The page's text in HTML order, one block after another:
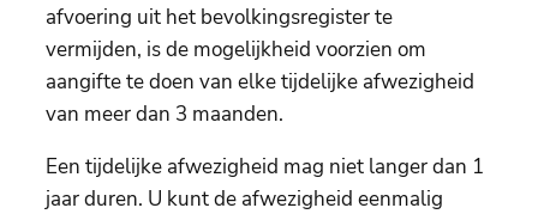
afvoering uit het bevolkingsregister te
vermijden, is de mogelijkheid voorzien om
aangifte te doen van elke tijdelijke afwezigheid
van meer dan 3 maanden.
Een tijdelijke afwezigheid mag niet langer dan 1
jaar duren. U kunt de afwezigheid eenmalig